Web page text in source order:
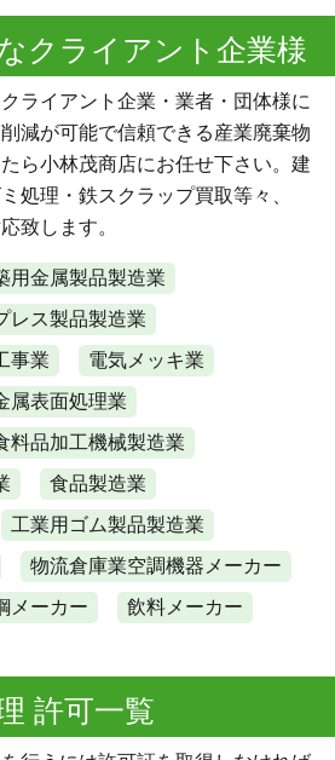
クライアント企業様
ライアント企業・業者・団体様に
減が可能で信頼できる産業廃棄物
ら小林茂商店にお任せ下さい。建
処理・鉄スクラップ買取等々、
致します。
用金属製品製造業
レス製品製造業
事業
電気メッキ業
属表面処理業
料品加工機械製造業
食品製造業
工業用ゴム製品製造業
物流倉庫業空調機器メーカー
メーカー 飲料メーカー
許可一覧